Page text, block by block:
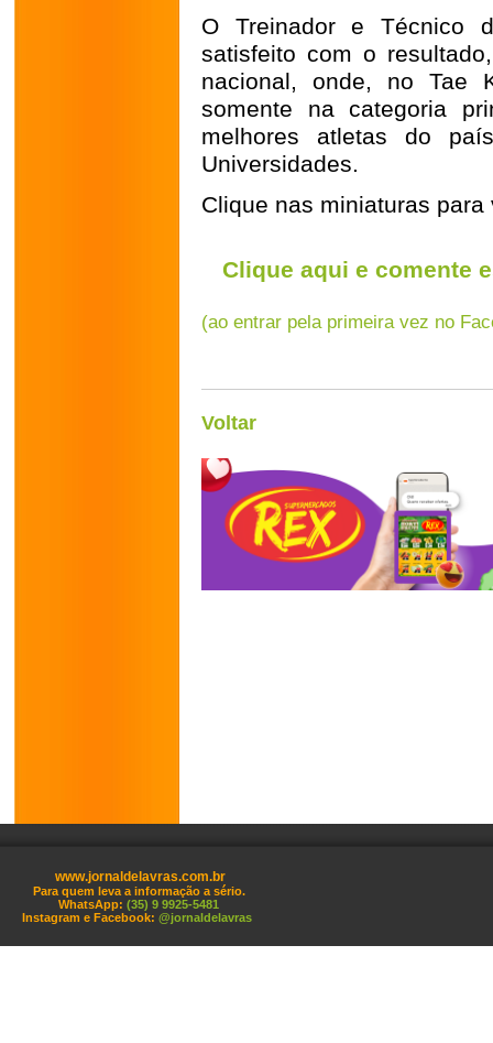
O Treinador e Técnico
satisfeito com o
nacional, onde, no Tae
somente na categoria
melhores atletas do
Universidades.
Clique nas miniaturas
Clique aqui e comente
(ao entrar pela primeira vez no
Voltar
www.jornaldelavras.com.br
Para quem leva a informação a sério.
WhatsApp: (35) 9 9925-5481
Instagram e Facebook: @jornaldelavras